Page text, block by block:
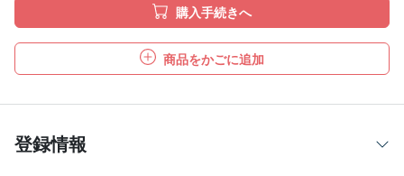
購入手続きへ
商品をかごに追加
登録情報